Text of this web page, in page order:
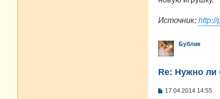
Источник: http://
Бублик
Re: Нужно ли
С17.04.2014 14:55